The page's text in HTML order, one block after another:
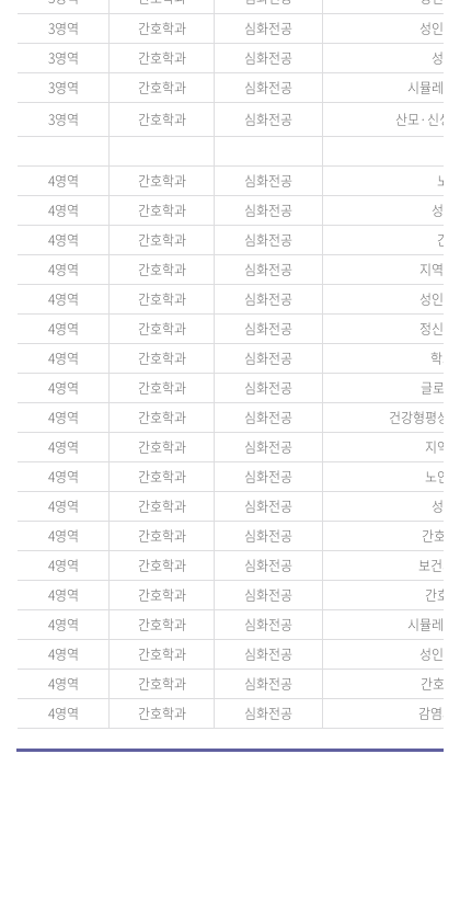
3영역
간호학과 심화전공
성인
3영역
간호학과 심화전공
성
3영역
간호학과 심화전공
시뮬레
3영역
간호학과 심화전공 산모·신생
4영역 간호학과 심화전공
노
4영역
간호학과 심화전공
성
4영역
간호학과 심화전공
간
4영역
간호학과 심화전공
지역
4영역
간호학과 심화전공
성인
4영역
간호학과 심화전공
정신
4영역
간호학과 심화전공
학교
4영역
간호학과 심화전공
글로
4영역
간호학과 심화전공
건강형평성
4영역
간호학과 심화전공
지역
4영역
간호학과 심화전공
노인
4영역
간호학과 심화전공
성
4영역
간호학과 심화전공
간호
4영역
간호학과 심화전공
보건의
4영역
간호학과 심화전공
간호
4영역
간호학과 심화전공
시뮬레
4영역
간호학과 심화전공
성인
4영역
간호학과 심화전공
간호
4영역
간호학과 심화전공 감염과